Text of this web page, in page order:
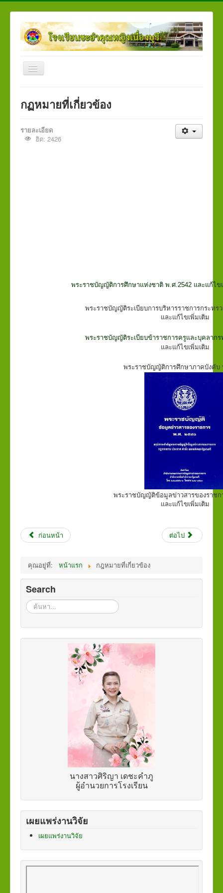
สลับ
เน
ชั่น
เกี่ยวกับโรงเรียน
ผู้บริหาร
กลุ่มงาน
กฏหมายที่เกี่ยวข้อง
รายละเอียด
ฮิต: 2426
พระราชบัญญัติการศึกษาแห่งชาติ พ.ศ.2542 และแก้ไข
พระราชบัญญัติระเบียบการบริหารราชการกระทร
และแก้ไขเพิ่มเติม
พระราชบัญญัติระเบียบข้าราชการครูและบุคลากร
และแก้ไขเพิ่มเติม
พระราชบัญญัติการศึกษาภาคบังคับ
พระราชบัญญัติข้อมูลข่าวสารของราช
และแก้ไขเพิ่มเติม
ก่อนหน้า ต่อไป
คุณอยู่ที่: หน้าแรก กฎหมายที่เกี่ยวข้อง
Search
ค้นหา...
นางสาวศิริญา เดชะคำภู
ผู้อำนวยการโรงเรียน
เผยแพร่งานวิจัย
เผยแพร่งานวิจัย